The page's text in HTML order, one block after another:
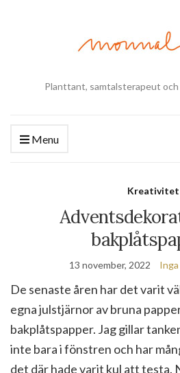
Planttant, samtalsterapeut
Menu
Kreativitet
13 november, 2022
De senaste åren har det varit
egna julstjärnor av bruna
bakplåtspapper. Jag gillar
inte bara i fönstren och har
det där hade varit kul att testa.